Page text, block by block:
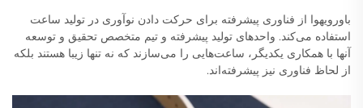
باورویهوا از فناوری پیشرفته برای حرکت دادن نوآوری در تولید ساعت
استفاده می‌کند. واحدهای تولید پیشرفته و تیم متخصص تحقیق و توسعه
آنها با همکاری یکدیگر، ساعت‌هایی را می‌سازند که نه تنها زیبا هستند بلکه
از لحاظ فناوری نیز پیشرفته‌اند.